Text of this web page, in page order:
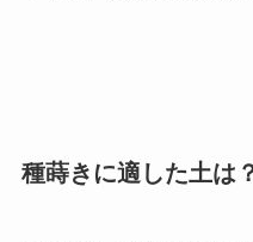
種蒔きに適した土は